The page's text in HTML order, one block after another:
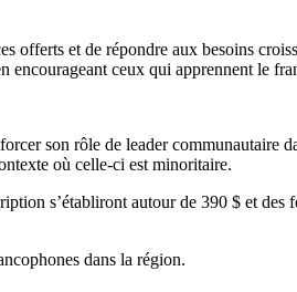
offerts et de répondre aux besoins
encourageant ceux qui apprennent le
son rôle de leader communautaire
où celle-ci est minoritaire.
s’établiront autour de 390 $ et des
dans la région.